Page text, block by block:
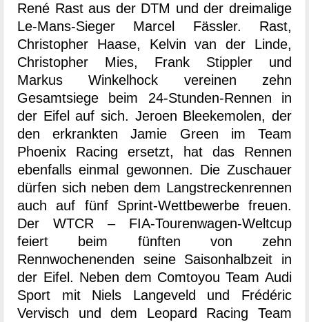
René Rast aus der DTM und der dreimalige
Le-Mans-Sieger Marcel Fässler. Rast,
Christopher Haase, Kelvin van der Linde,
Christopher Mies, Frank Stippler und
Markus Winkelhock vereinen zehn
Gesamtsiege beim 24-Stunden-Rennen in
der Eifel auf sich. Jeroen Bleekemolen, der
den erkrankten Jamie Green im Team
Phoenix Racing ersetzt, hat das Rennen
ebenfalls einmal gewonnen. Die Zuschauer
dürfen sich neben dem Langstreckenrennen
auch auf fünf Sprint-Wettbewerbe freuen.
Der WTCR – FIA-Tourenwagen-Weltcup
feiert beim fünften von zehn
Rennwochenenden seine Saisonhalbzeit in
der Eifel. Neben dem Comtoyou Team Audi
Sport mit Niels Langeveld und Frédéric
Vervisch und dem Leopard Racing Team